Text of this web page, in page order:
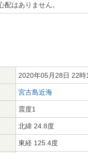
配はありません。
2020年05月28日 22時
宮古島近海
震度1
北緯 24.8度
東経 125.4度